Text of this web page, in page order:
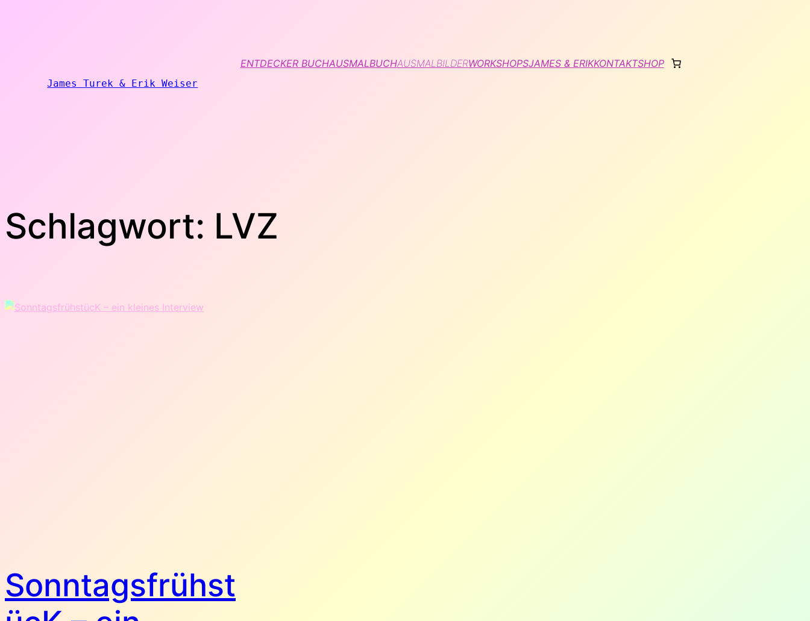
James Turek & Erik Weiser
ENTDECKER BUCHAUSMALBUCHAUSMALBILDERWORKSHOPSJAMES & ERIKKONTAKTSHOP
Schlagwort: LVZ
Sonntagsfrühst